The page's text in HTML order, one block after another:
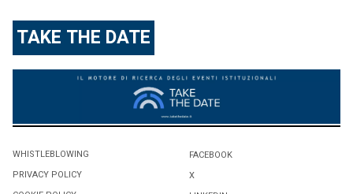
TAKE THE DATE
WHISTLEBLOWING
PRIVACY POLICY
FACEBOOK
X